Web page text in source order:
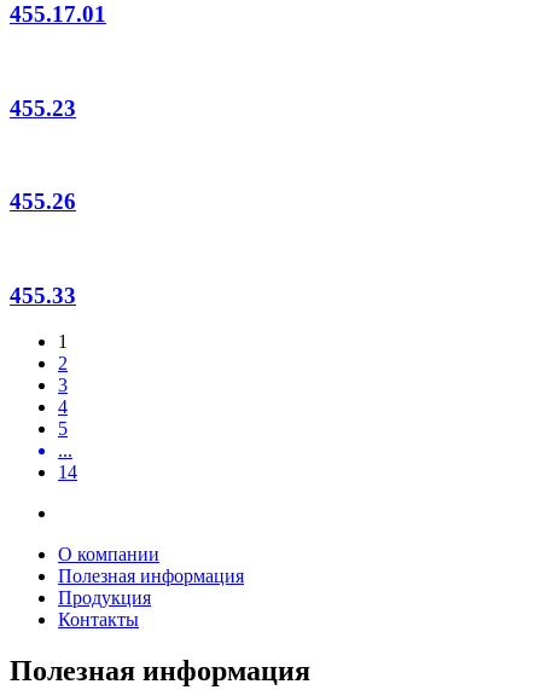
455.17.01
455.23
455.26
455.33
1
2
3
4
5
...
14
О компании
Полезная информация
Продукция
Контакты
Полезная информация